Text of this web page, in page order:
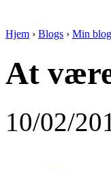
Hjem › Blogs › Min blog
At
10/02/